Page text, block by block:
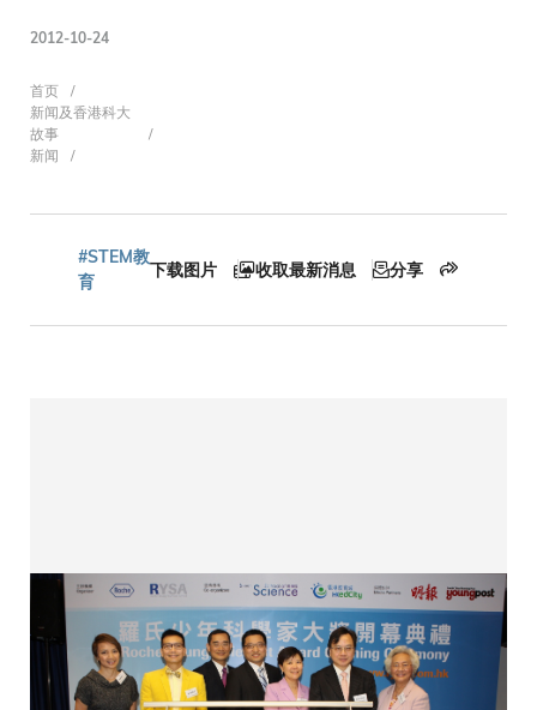
2012-10-24
面
包
屑
首页
新闻及香港科大
故事
新闻
#STEM教
育
下载图片 收取最新消息 分享